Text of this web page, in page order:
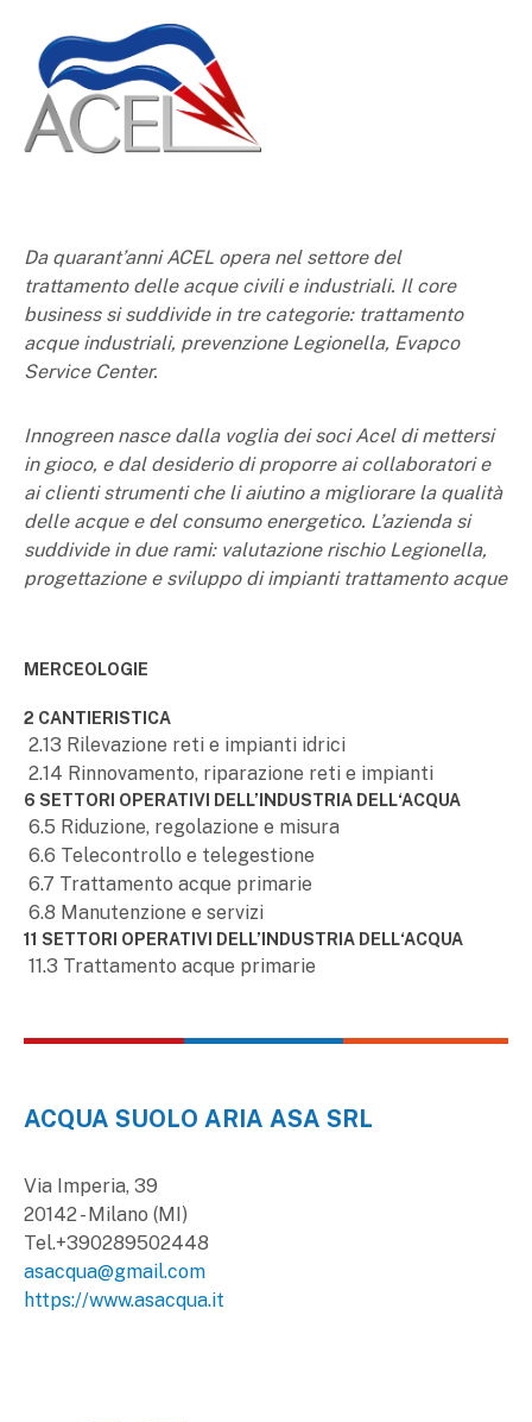
Da quarant’anni ACEL opera nel settore del
trattamento delle acque civili e industriali. Il core
business si suddivide in tre categorie: trattamento
acque industriali, prevenzione Legionella, Evapco
Service Center.
Innogreen nasce dalla voglia dei soci Acel di mettersi
in gioco, e dal desiderio di proporre ai collaboratori e
ai clienti strumenti che li aiutino a migliorare la qualità
delle acque e del consumo energetico. L’azienda si
suddivide in due rami: valutazione rischio Legionella,
progettazione e sviluppo di impianti trattamento acque
MERCEOLOGIE
2 CANTIERISTICA
2.13 Rilevazione reti e impianti idrici
2.14 Rinnovamento, riparazione reti e impianti
6 SETTORI OPERATIVI DELL’INDUSTRIA DELL‘ACQUA
6.5 Riduzione, regolazione e misura
6.6 Telecontrollo e telegestione
6.7 Trattamento acque primarie
6.8 Manutenzione e servizi
11 SETTORI OPERATIVI DELL’INDUSTRIA DELL‘ACQUA
11.3 Trattamento acque primarie
ACQUA SUOLO ARIA ASA SRL
Via Imperia, 39
20142 - Milano (MI)
Tel.+390289502448
asacqua@gmail.com
https://www.asacqua.it